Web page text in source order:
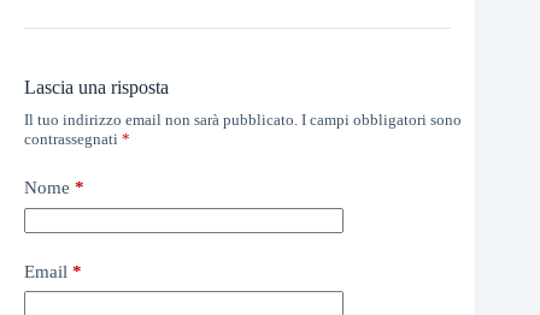
Lascia una risposta
Il tuo indirizzo email non sarà pubblicato. I campi obbligatori sono
contrassegnati *
Nome *
Email *